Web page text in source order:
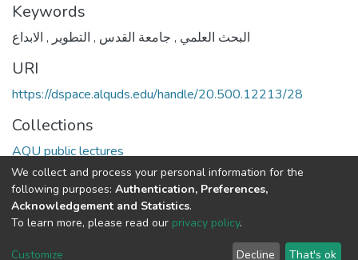
Keywords
البحث العلمي , جامعة القدس , التطوير , الابداع
URI
https://dspace.alquds.edu/handle/20.500.12213/28
Collections
AQU public lectures
Full item page
Cookie End User Send
We collect and process your personal information for the
following purposes: Authentication, Preferences,
Acknowledgement and Statistics.
To learn more, please read our privacy policy.
Customize Decline That's ok